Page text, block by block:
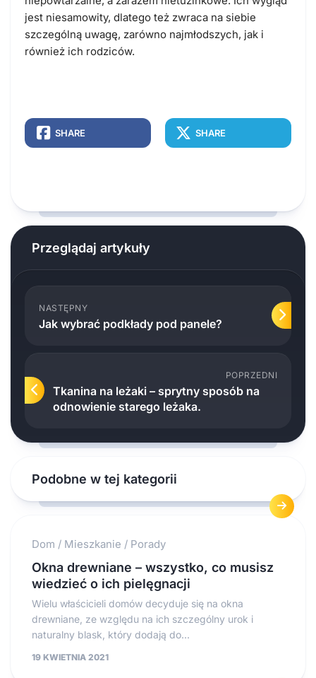
jest niesamowity, dlatego też zwraca na siebie
szczególną uwagę, zarówno najmłodszych, jak i
również ich rodziców.
SHARE SHARE
Przeglądaj artykuły
NASTĘPNY
Jak wybrać podkłady pod panele?
POPRZEDNI
Tkanina na leżaki – sprytny sposób na
odnowienie starego leżaka.
Podobne w tej kategorii
Dom / Mieszkanie / Porady
Okna drewniane – wszystko, co musisz
wiedzieć o ich pielęgnacji
Wielu właścicieli domów decyduje się na okna
drewniane, ze względu na ich szczególny urok i
naturalny blask, który dodają do...
19 KWIETNIA 2021